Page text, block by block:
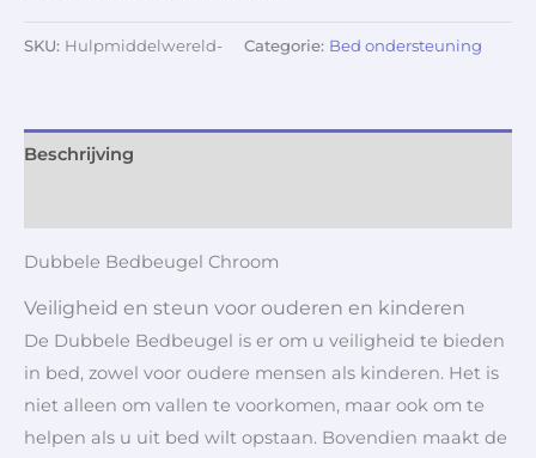
SKU: Hulpmiddelwereld- Categorie: Bed ondersteuning
Beschrijving
Dubbele Bedbeugel Chroom
Veiligheid en steun voor ouderen en kinderen
De Dubbele Bedbeugel is er om u veiligheid te bieden
in bed, zowel voor oudere mensen als kinderen. Het is
niet alleen om vallen te voorkomen, maar ook om te
helpen als u uit bed wilt opstaan. Bovendien maakt de